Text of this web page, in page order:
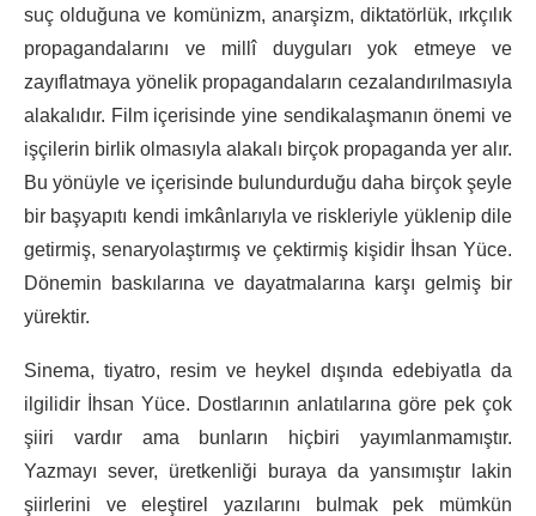
suç olduğuna ve komünizm, anarşizm, diktatörlük, ırkçı­lık
propagandalarını ve millî duyguları yok etmeye ve
zayıflatma­ya yönelik propagandaların cezalandırılmasıyla
alakalıdır. Film içerisinde yine sendikalaşmanın önemi ve
işçilerin birlik olmasıyla alakalı birçok propaganda yer alır.
Bu yönüyle ve içerisinde bulundurduğu daha birçok şeyle
bir başyapıtı kendi imkânlarıyla ve riskleriyle yüklenip dile
getirmiş, senaryolaştırmış ve çektirmiş kişidir İhsan Yüce.
Dönemin baskılarına ve dayatmalarına karşı gelmiş bir
yürektir.
Sinema, tiyatro, resim ve heykel dışında edebiyatla da
ilgilidir İhsan Yüce. Dostlarının anlatılarına göre pek çok
şiiri vardır ama bunların hiçbiri yayımlanmamıştır.
Yazmayı sever, üretkenliği buraya da yansımıştır lakin
şiirlerini ve eleştirel yazılarını bulmak pek mümkün